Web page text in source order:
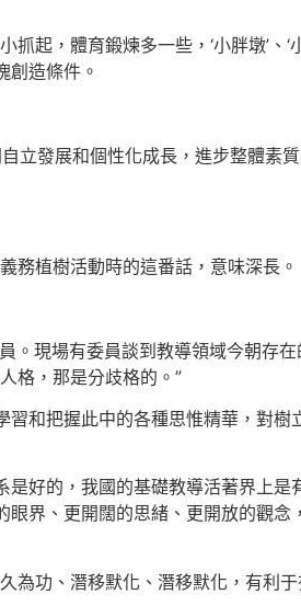
起，體育鍛煉多一些，‘小胖墩’、‘
創造條件。
立發展和個性化成長，進步整體素
務植樹活動時的這番話，意味深長。
。現場有委員談到教導領域今朝存
格，那是分歧格的。”
和把握此中的各種思惟精華，對樹
好的，我國的基礎教導活著界上是
界、更開闊的思緒、更開放的觀念
為功、潛移默化、潛移默化，有利